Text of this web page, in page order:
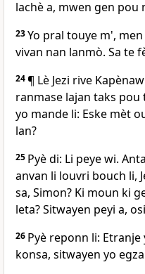
lachè a, mwen gen pou
23Yo pral touye m',
vivan nan lanmò. Sa te
24¶ Lè Jezi rive
ranmase lajan taks
yo mande li: Eske mèt
lan?
25 Pyè di: Li peye wi.
anvan li louvri bouch li,
sa, Simon? Ki moun ki
leta? Sitwayen peyi a,
26 Pyè reponn li: Etranje
konsa, sitwayen yo